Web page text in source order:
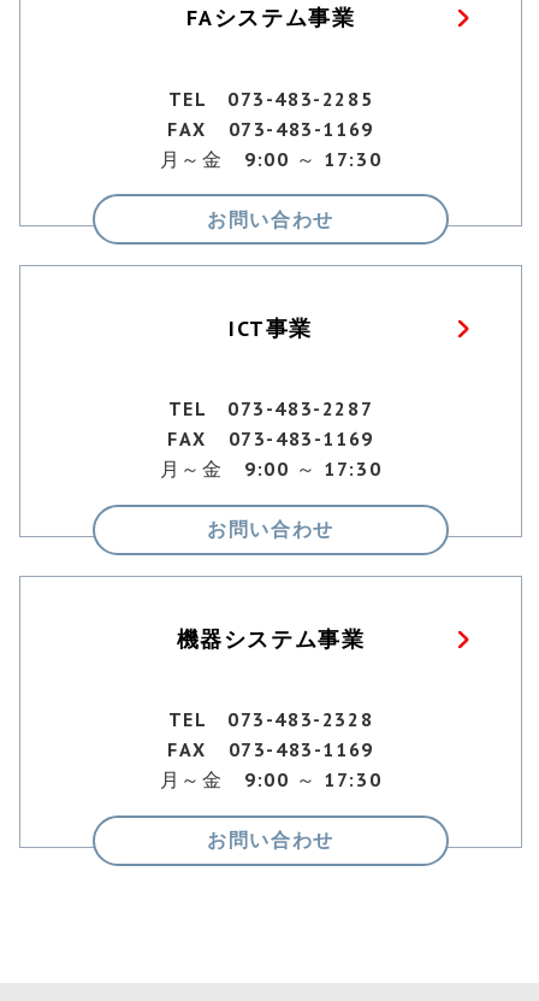
FAシステム事業
TEL 073-483-2285
FAX 073-483-1169
月～金 9:00 ～ 17:30
お問い合わせ
ICT事業
TEL 073-483-2287
FAX 073-483-1169
月～金 9:00 ～ 17:30
お問い合わせ
機器システム事業
TEL 073-483-2328
FAX 073-483-1169
月～金 9:00 ～ 17:30
お問い合わせ